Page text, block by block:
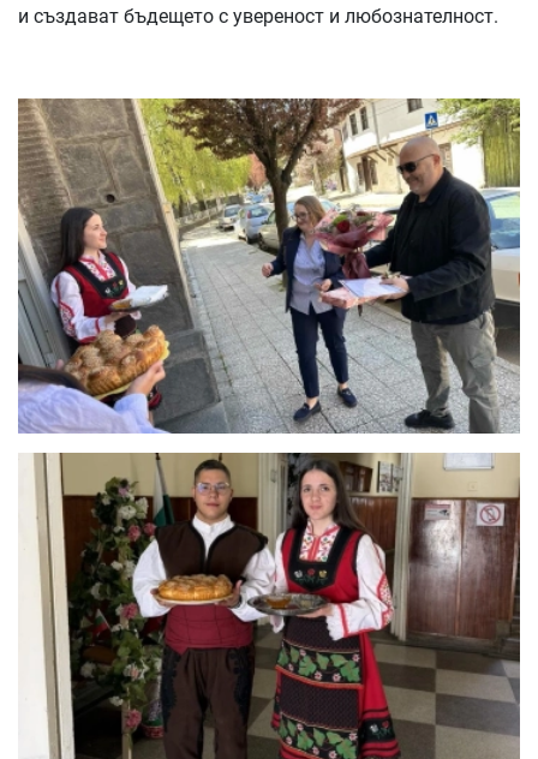
и създават бъдещето с увереност и любознателност.